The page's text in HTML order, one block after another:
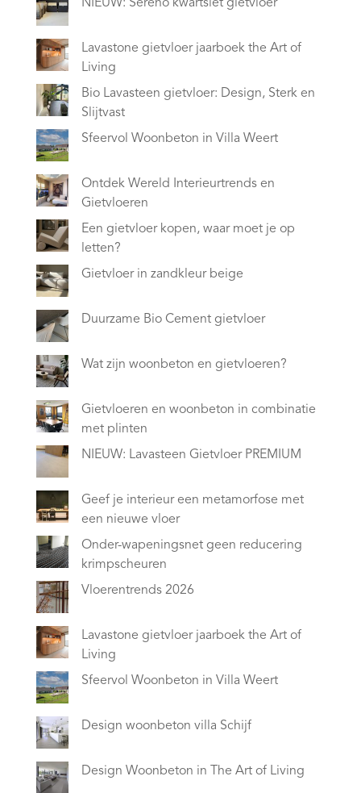
NIEUW: Sereno kwartsiet gietvloer
Lavastone gietvloer jaarboek the Art of
Living
Bio Lavasteen gietvloer: Design, Sterk en
Slijtvast
Sfeervol Woonbeton in Villa Weert
Ontdek Wereld Interieurtrends en
Gietvloeren
Een gietvloer kopen, waar moet je op
letten?
Gietvloer in zandkleur beige
Duurzame Bio Cement gietvloer
Wat zijn woonbeton en gietvloeren?
Gietvloeren en woonbeton in combinatie
met plinten
NIEUW: Lavasteen Gietvloer PREMIUM
Geef je interieur een metamorfose met
een nieuwe vloer
Onder-wapeningsnet geen reducering
krimpscheuren
Vloerentrends 2026
Lavastone gietvloer jaarboek the Art of
Living
Sfeervol Woonbeton in Villa Weert
Design woonbeton villa Schijf
Design Woonbeton in The Art of Living